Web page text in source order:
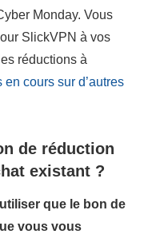
Monday. Vous
SlickVPN à vos
réductions à
cours sur d’autres
de réduction
existant ?
que le bon de
vous vous